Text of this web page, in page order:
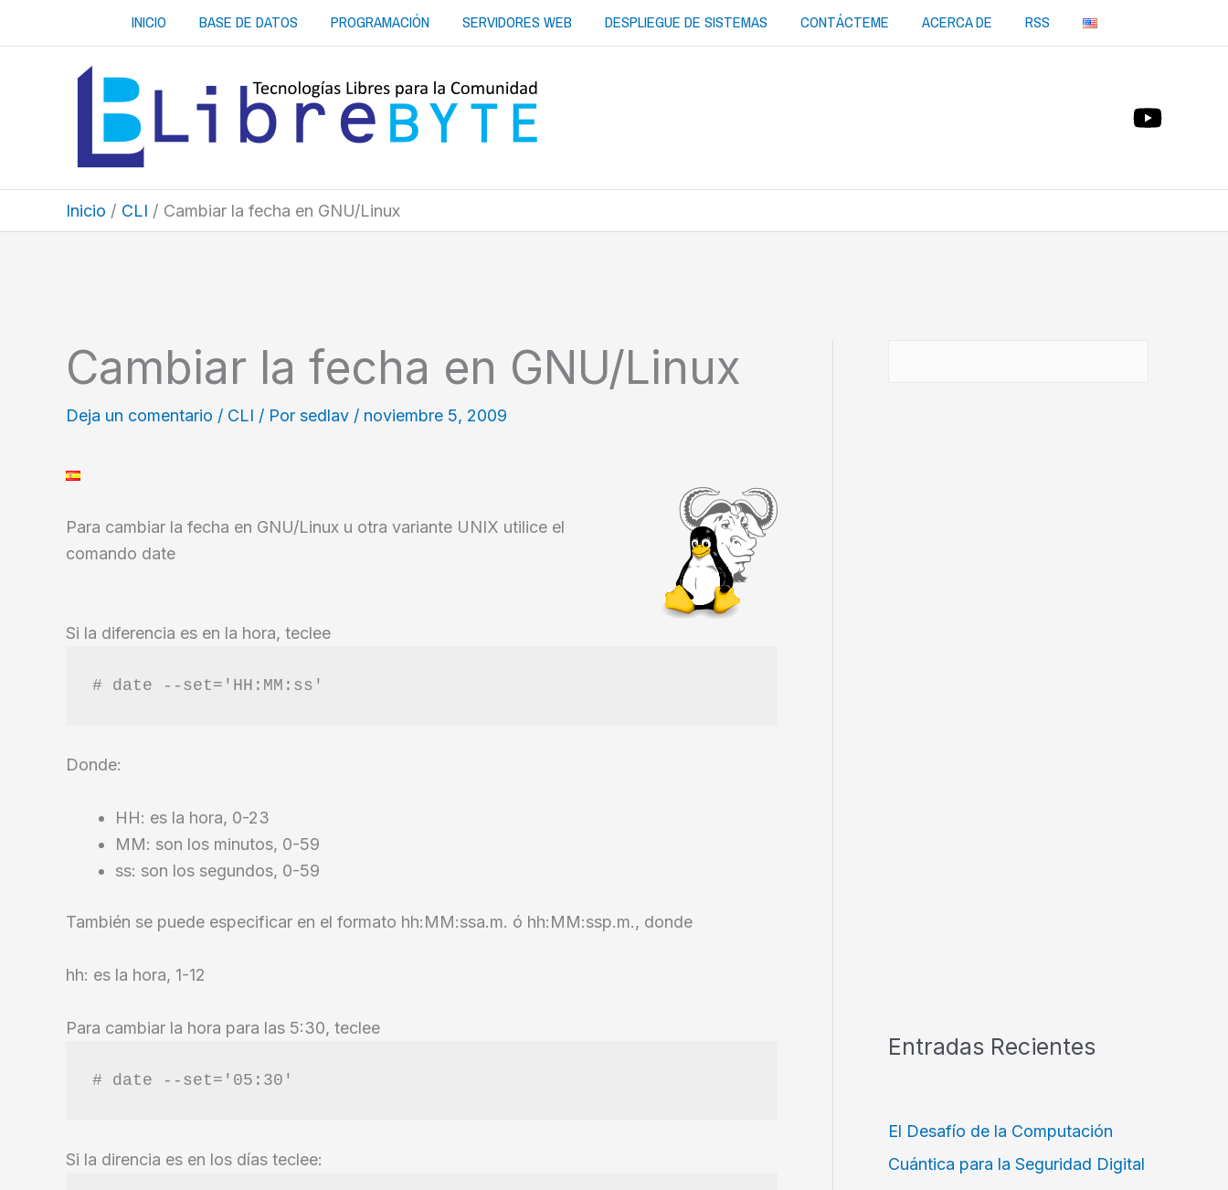
INICIO BASE DE DATOS PROGRAMACIÓN SERVIDORES WEB DESPLIEGUE DE SISTEMAS CONTÁCTEME ACERCA DE RSS
Inicio CLI Cambiar la fecha en GNU/Linux
Cambiar la fecha en GNU/Linux
Deja un comentario / CLI / Por sedlav / noviembre 5, 2009
Para cambiar la fecha en GNU/Linux u otra variante UNIX utilice el
comando date
Si la diferencia es en la hora, teclee
# date --set='HH:MM:ss'
Donde:
HH: es la hora, 0-23
MM: son los minutos, 0-59
ss: son los segundos, 0-59
También se puede especificar en el formato hh:MM:ssa.m. ó hh:MM:ssp.m., donde
hh: es la hora, 1-12
Para cambiar la hora para las 5:30, teclee
# date --set='05:30'
Si la direncia es en los días teclee:
Entradas Recientes
El Desafío de la Computación
Cuántica para la Seguridad Digital